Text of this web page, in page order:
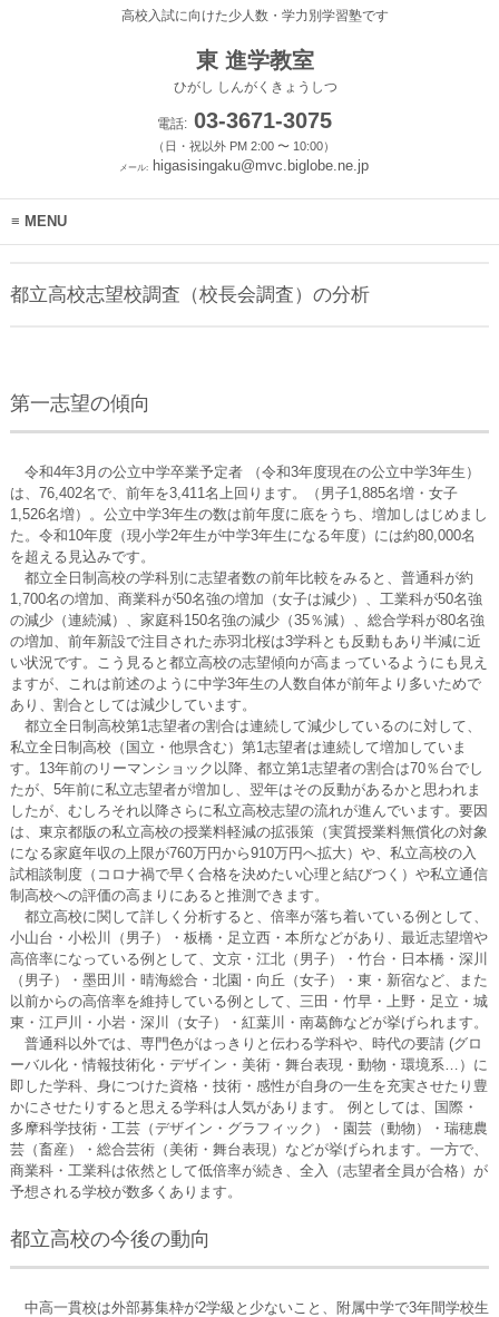
高校入試に向けた少人数・学力別学習塾です
東 進学教室
ひがし しんがくきょうしつ
電話:03-3671-3075
（日・祝以外 PM 2:00 〜 10:00）
メール: higasisingaku@mvc.biglobe.ne.jp
MENU
都立高校志望校調査（校長会調査）の分析
第一志望の傾向
令和4年3月の公立中学卒業予定者 （令和3年度現在の公立中学3年生）
は、76,402名で、前年を3,411名上回ります。（男子1,885名増・女子
1,526名増）。公立中学3年生の数は前年度に底をうち、増加しはじめまし
た。令和10年度（現小学2年生が中学3年生になる年度）には約80,000名
を超える見込みです。
都立全日制高校の学科別に志望者数の前年比較をみると、普通科が約
1,700名の増加、商業科が50名強の増加（女子は減少）、工業科が50名強
の減少（連続減）、家庭科150名強の減少（35％減）、総合学科が80名強
の増加、前年新設で注目された赤羽北桜は3学科とも反動もあり半減に近
い状況です。こう見ると都立高校の志望傾向が高まっているようにも見え
ますが、これは前述のように中学3年生の人数自体が前年より多いためで
あり、割合としては減少しています。
都立全日制高校第1志望者の割合は連続して減少しているのに対して、
私立全日制高校（国立・他県含む）第1志望者は連続して増加していま
す。13年前のリーマンショック以降、都立第1志望者の割合は70％台でし
たが、5年前に私立志望者が増加し、翌年はその反動があるかと思われま
したが、むしろそれ以降さらに私立高校志望の流れが進んでいます。要因
は、東京都版の私立高校の授業料軽減の拡張策（実質授業料無償化の対象
になる家庭年収の上限が760万円から910万円へ拡大）や、私立高校の入
試相談制度（コロナ禍で早く合格を決めたい心理と結びつく）や私立通信
制高校への評価の高まりにあると推測できます。
都立高校に関して詳しく分析すると、倍率が落ち着いている例として、
小山台・小松川（男子）・板橋・足立西・本所などがあり、最近志望増や
高倍率になっている例として、文京・江北（男子）・竹台・日本橋・深川
（男子）・墨田川・晴海総合・北園・向丘（女子）・東・新宿など、また
以前からの高倍率を維持している例として、三田・竹早・上野・足立・城
東・江戸川・小岩・深川（女子）・紅葉川・南葛飾などが挙げられます。
普通科以外では、専門色がはっきりと伝わる学科や、時代の要請 (グロ
ーバル化・情報技術化・デザイン・美術・舞台表現・動物・環境系…）に
即した学科、身につけた資格・技術・感性が自身の一生を充実させたり豊
かにさせたりすると思える学科は人気があります。 例としては、国際・
多摩科学技術・工芸（デザイン・グラフィック）・園芸（動物）・瑞穂農
芸（畜産）・総合芸術（美術・舞台表現）などが挙げられます。一方で、
商業科・工業科は依然として低倍率が続き、全入（志望者全員が合格）が
予想される学校が数多くあります。
都立高校の今後の動向
中高一貫校は外部募集枠が2学級と少ないこと、附属中学で3年間学校生